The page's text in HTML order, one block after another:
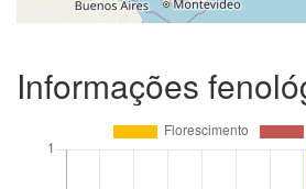
Informações